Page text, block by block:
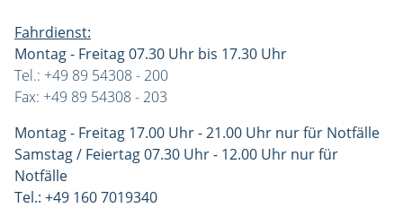
Fahrdienst:
Montag - Freitag 07.30 Uhr bis 17.30 Uhr
Tel.: +49 89 54308 - 200
Fax: +49 89 54308 - 203
Montag - Freitag 17.00 Uhr - 21.00 Uhr nur für Notfälle
Samstag / Feiertag 07.30 Uhr - 12.00 Uhr nur für
Notfälle
Tel.: +49 160 7019340